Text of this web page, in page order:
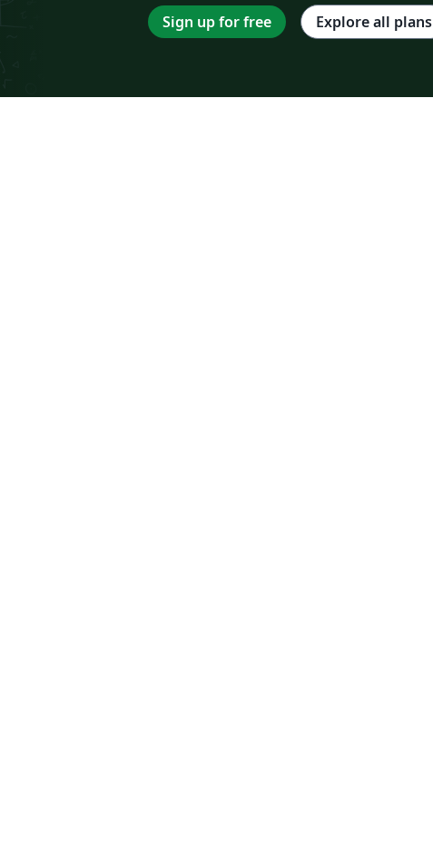
Sign up for free Explore all plans